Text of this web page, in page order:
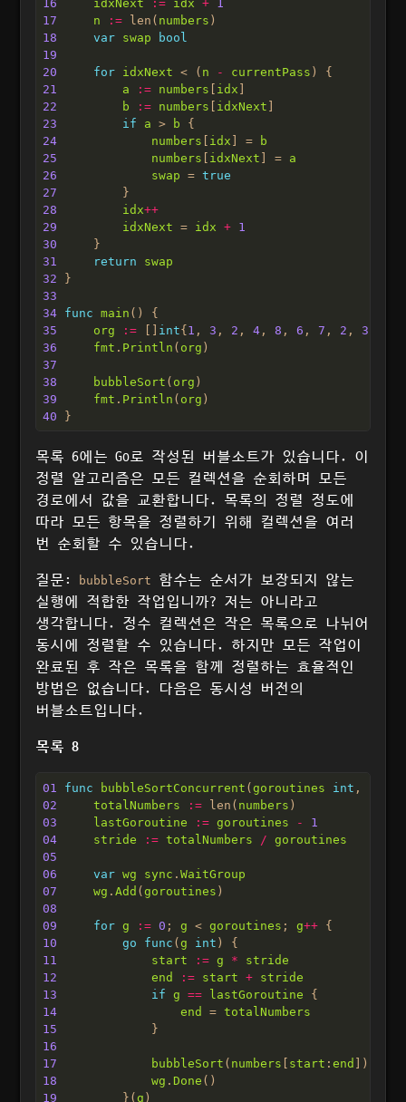
16
idxNext := idx +
1
17
n := len( numbers
18
var swap
bool
19
20
for idxNext < ( n - currentPass
21
a := numbers idx
22
b := numbers idxNext
23
if a > b
24
numbers idx ] =
b
25
numbers idxNext ] = a
26
swap = true
27
28
idx++
29
idxNext = idx +
1
30
31
return
swap
32
33
34
func main
35
org := [] int{ 1 , 3 , 2 , 4, 8 , 6 , 7 , 2 , 3
36
fmt . Println ( org
37
38
bubbleSort ( org
39
fmt . Println ( org
40
목록 6에는 Go로 작성된 버블소트가 있습니다. 이
정렬 알고리즘은 모든 컬렉션을 순회하며 모든
경로에서 값을 교환합니다. 목록의 정렬 정도에
따라 모든 항목을 정렬하기 위해 컬렉션을 여러
번 순회할 수 있습니다.
질문: bubbleSort
함수는 순서가 보장되지 않는
실행에 적합한 작업입니까? 저는 아니라고
생각합니다. 정수 컬렉션은 작은 목록으로 나뉘어
동시에 정렬할 수 있습니다. 하지만 모든 작업이
완료된 후 작은 목록을 함께 정렬하는 효율적인
방법은 없습니다. 다음은 동시성 버전의
버블소트입니다.
목록 8
01 func bubbleSortConcurrent ( goroutines int ,
02
totalNumbers := len( numbers
03
lastGoroutine := goroutines -
1
04
stride := totalNumbers / goroutines
05
06
var wg sync . WaitGroup
07
wg . Add ( goroutines
08
09
for g := 0 ; g < goroutines ; g++
10
go func ( g int
11
start := g *
stride
12
end := start +
stride
13
if g == lastGoroutine
14
end = totalNumbers
15
16
17
bubbleSort ( numbers start : end
18
wg . Done
19
         }(
g